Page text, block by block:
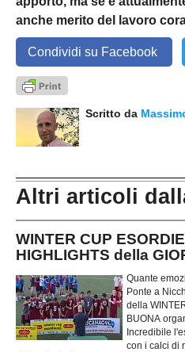
anche merito del lavoro
Condividi su Facebook
Scritto da
Altri articoli
WINTER CUP
HIGHLIGHTS della
Quante
Ponte a
della
BUONA
Incredibile
con i calci di